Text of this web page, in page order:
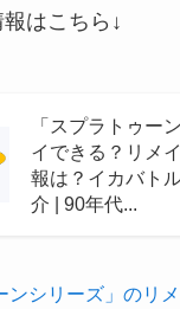
はこちら↓
「スプラトゥー
イできる？リメ
報は？イカバト
介 | 90年代...
ンシリーズ」のリ